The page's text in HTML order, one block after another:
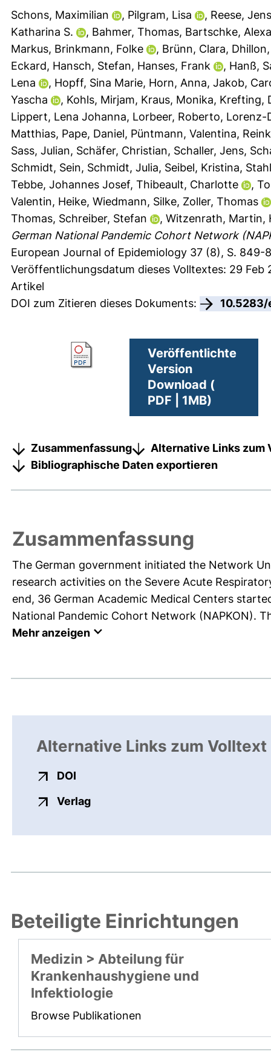
Schons, Maximilian , Pilgram, Lisa , Reese,
Katharina S.
, Bahmer, Thomas, Bartschke,
Markus, Brinkmann, Folke , Brünn, Clara,
Eckard, Hansch, Stefan, Hanses, Frank , Hanß,
Lena
, Hopff, Sina Marie, Horn, Anna, Jakob,
Yascha
, Kohls, Mirjam, Kraus, Monika, Krefting,
Lippert, Lena Johanna, Lorbeer, Roberto, Lorenz-
Matthias, Pape, Daniel, Püntmann, Valentina,
Sass, Julian, Schäfer, Christian, Schaller, Jens,
Schmidt, Sein, Schmidt, Julia, Seibel, Kristina,
Tebbe, Johannes Josef, Thibeault, Charlotte ,
Valentin, Heike, Wiedmann, Silke, Zoller, Thomas
Thomas, Schreiber, Stefan , Witzenrath, Martin,
German National Pandemic Cohort Network
European Journal of Epidemiology 37 (8), S. 849-
Veröffentlichungsdatum dieses Volltextes: 29 Feb
Artikel
DOI zum Zitieren dieses Dokuments:
Veröffentlichte
Version
Download (
PDF | 1MB)
Zusammenfassung
Alternative Links zum
Bibliographische Daten exportieren
Zusammenfassung
The German government initiated the Network
research activities on the Severe Acute
end, 36 German Academic Medical Centers
National Pandemic Cohort Network (NAPKON).
Mehr anzeigen
Alternative Links zum Volltext
DOI
Verlagexterner Link, öffnet neues
Beteiligte Einrichtungen
Medizin > Abteilung für
Krankenhaushygiene und
Infektiologie
Browse Publikationen